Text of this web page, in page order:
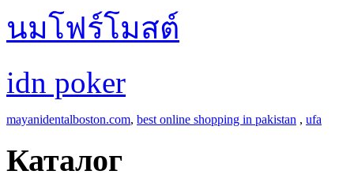
นมโฟร์โมสต์
idn poker
mayanidentalboston.com, best online shopping in pakistan , ufa
Каталог